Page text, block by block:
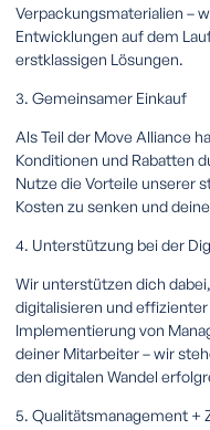
Verpackungsmaterialien –
Entwicklungen auf dem
erstklassigen Lösungen.
3. Gemeinsamer Einkauf
Als Teil der Move Alliance
Konditionen und Rabatten
Nutze die Vorteile unserer
Kosten zu senken und
4. Unterstützung bei der
Wir unterstützen dich
digitalisieren und
Implementierung von
deiner Mitarbeiter – wir
den digitalen Wandel
5. Qualitätsmanagement +